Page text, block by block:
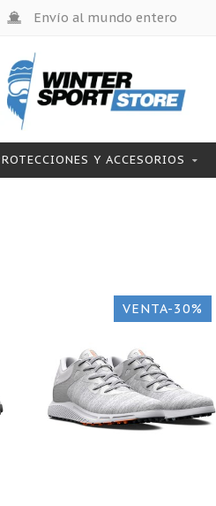
Envío al mundo entero
Y ACCESORIOS
VENTA-30%